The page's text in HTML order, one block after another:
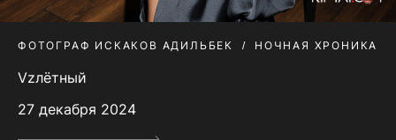
ФОТОГРАФ ИСКАКОВ АДИЛЬБЕК НОЧНАЯ ХРОНИКА
Vzлётный
27 декабря 2024